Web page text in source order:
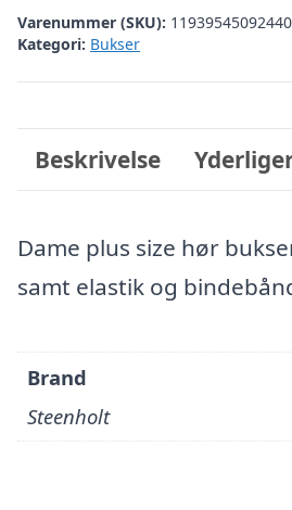
Varenummer (SKU):
Kategori: Bukser
Beskrivelse
Dame plus size hør
samt elastik og
Brand
Steenholt